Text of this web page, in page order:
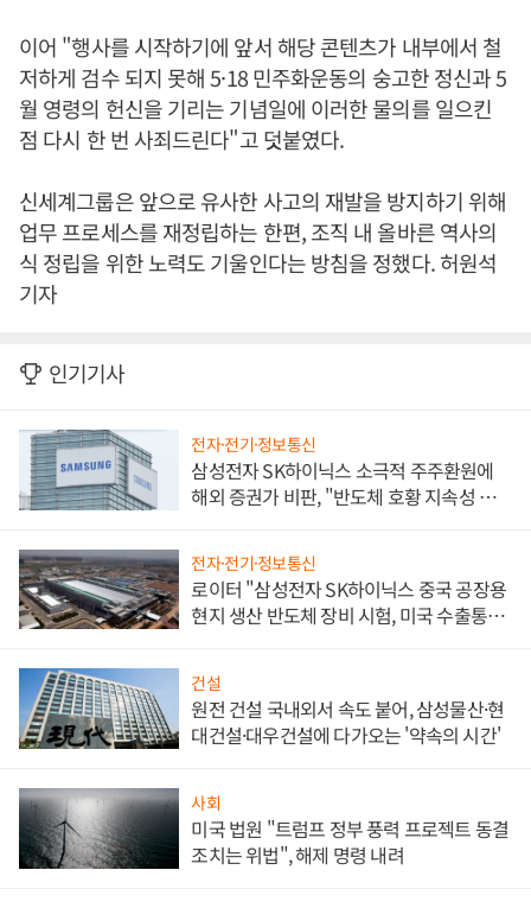
이어 "행사를 시작하기에 앞서 해당 콘텐츠가 내부에서 철
저하게 검수 되지 못해 5·18 민주화운동의 숭고한 정신과 5
월 영령의 헌신을 기리는 기념일에 이러한 물의를 일으킨
점 다시 한 번 사죄드린다"고 덧붙였다.
신세계그룹은 앞으로 유사한 사고의 재발을 방지하기 위해
업무 프로세스를 재정립하는 한편, 조직 내 올바른 역사의
식 정립을 위한 노력도 기울인다는 방침을 정했다. 허원석
기자
인기기사
전자·전기·정보통신
삼성전자 SK하이닉스 소극적 주주환원에
해외 증권가 비판, "반도체 호황 지속성 의
전자·전기·정보통신
로이터 "삼성전자 SK하이닉스 중국 공장용
현지 생산 반도체 장비 시험, 미국 수출통제
건설
원전 건설 국내외서 속도 붙어, 삼성물산·현
대건설·대우건설에 다가오는 '약속의 시간'
사회
미국 법원 "트럼프 정부 풍력 프로젝트 동결
조치는 위법", 해제 명령 내려